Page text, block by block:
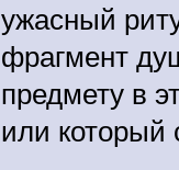
ужасный
фрагмент
предмету в
или который